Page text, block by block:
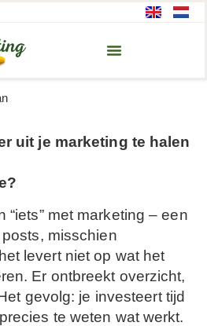
uit je marketing te halen
“iets” met marketing – een
misschien
levert niet op wat het
Er ontbreekt overzicht,
gevolg: je investeert tijd
te weten wat werkt.